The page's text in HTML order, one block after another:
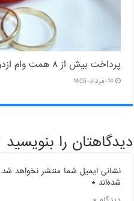
پرداخت بیش از ۸ همت وام ازدواج توسط بانک ملی ایران
14-مرداد-1405
دیدگاهتان را بنویسید
نشانی ایمیل شما منتشر نخواهد شد.
شده‌اند*